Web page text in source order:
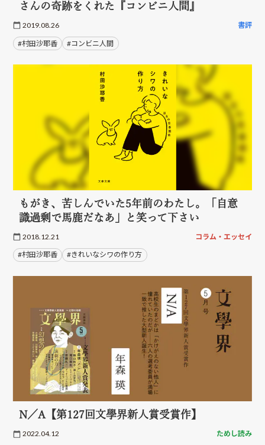
さんの奇跡をくれた『コンビニ人間』
2019.08.26 書評
#村田沙耶香 #コンビニ人間
もがき、苦しんでいた5年前のわたし。「自意
識過剰で馬鹿だなあ」と笑って下さい
2018.12.21 コラム・エッセイ
#村田沙耶香 #きれいなシワの作り方
N／A【第127回文學界新人賞受賞作】
2022.04.12 ためし読み